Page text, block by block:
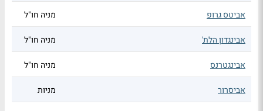
אביטס גרופ מניה חו"ל
אבינגדון הלת' מניה חו"ל
אבינגטרנס מניה חו"ל
אביסרור מניות